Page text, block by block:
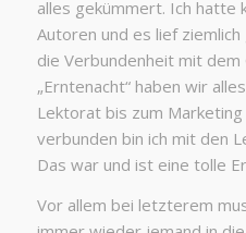
alles gekümmert. Ich hatte
Autoren und es lief
die Verbundenheit mit
„Erntenacht“ haben wir
Lektorat bis zum
verbunden bin ich mit den
Das war und ist eine tolle
Vor allem bei letzterem